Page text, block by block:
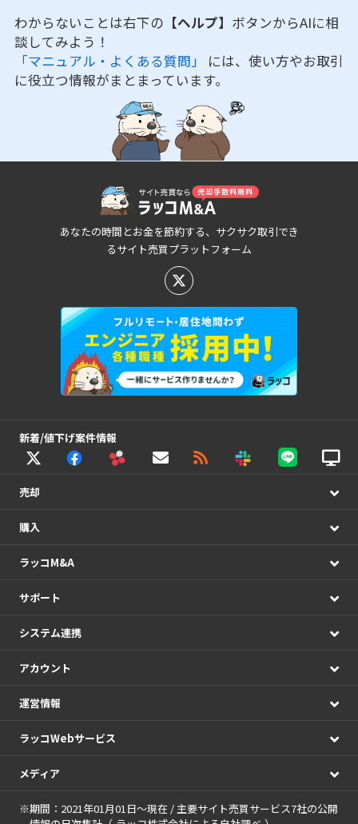
わからないことは右下の 【ヘルプ】 ボタンからAIに相
談してみよう！
「マニュアル・よくある質問」 には、使い方やお取引
に役立つ情報がまとまっています。
あなたの時間とお金を節約する、サクサク取引でき
るサイト売買プラットフォーム
新着/値下げ案件情報
売却
購入
ラッコM&A
サポート
システム連携
アカウント
運営情報
ラッコWebサービス
メディア
※期間：2021年01月01日～現在 / 主要サイト売買サービス7社の公開